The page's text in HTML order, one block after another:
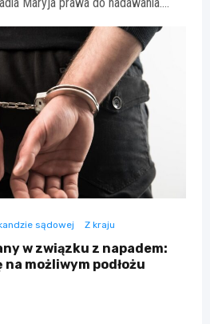
sądowej Z kraju
w związku z napadem:
możliwym podłożu